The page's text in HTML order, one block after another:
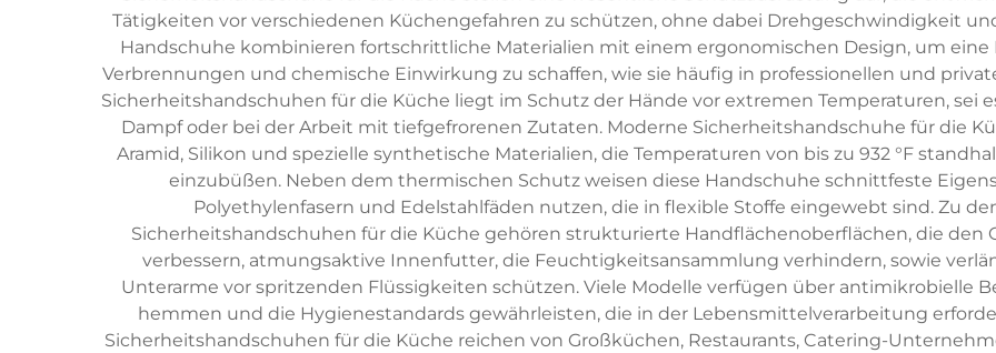
Tätigkeiten vor verschiedenen Küchengefahren zu schützen, ohne dabei Drehgeschwindigkeit
Handschuhe kombinieren fortschrittliche Materialien mit einem ergonomischen Design, um
Verbrennungen und chemische Einwirkung zu schaffen, wie sie häufig in professionellen und
Sicherheitshandschuhen für die Küche liegt im Schutz der Hände vor extremen Temperaturen,
Dampf oder bei der Arbeit mit tiefgefrorenen Zutaten. Moderne Sicherheitshandschuhe für die
Aramid, Silikon und spezielle synthetische Materialien, die Temperaturen von bis zu 932 °F
einzubüßen. Neben dem thermischen Schutz weisen diese Handschuhe schnittfeste
Polyethylenfasern und Edelstahlfäden nutzen, die in flexible Stoffe eingewebt sind. Zu
Sicherheitshandschuhen für die Küche gehören strukturierte Handflächenoberflächen, die den
verbessern, atmungsaktive Innenfutter, die Feuchtigkeitsansammlung verhindern, sowie
Unterarme vor spritzenden Flüssigkeiten schützen. Viele Modelle verfügen über antimikrobielle
hemmen und die Hygienestandards gewährleisten, die in der Lebensmittelverarbeitung
Sicherheitshandschuhen für die Küche reichen von Großküchen, Restaurants, Catering-